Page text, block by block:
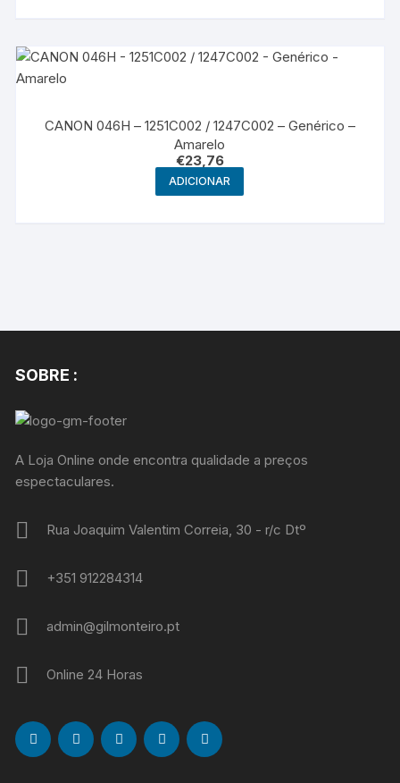
CANON 046H – 1251C002 / 1247C002 – Genérico –
Amarelo
€23,76
ADICIONAR
SOBRE :
A Loja Online onde encontra qualidade a preços
espectaculares.
Rua Joaquim Valentim Correia, 30 - r/c Dtº
+351 912284314
admin@gilmonteiro.pt
Online 24 Horas